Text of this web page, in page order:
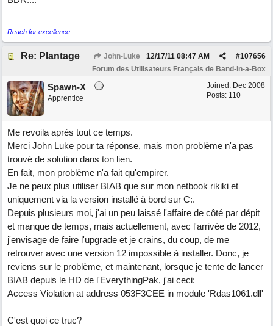
Reach for excellence
Re: Plantage John-Luke #107656
12/17/11 08:47 AM
Forum des Utilisateurs Français de Band-in-a-Box
Joined: Dec 2008
Posts: 110
Spawn-X
Apprentice
Me revoila après tout ce temps.
Merci John Luke pour ta réponse, mais mon problème n'a pas
trouvé de solution dans ton lien.
En fait, mon problème n'a fait qu'empirer.
Je ne peux plus utiliser BIAB que sur mon netbook rikiki et
uniquement via la version installé à bord sur C:.
Depuis plusieurs moi, j'ai un peu laissé l'affaire de côté par dépit
et manque de temps, mais actuellement, avec l'arrivée de 2012,
j'envisage de faire l'upgrade et je crains, du coup, de me
retrouver avec une version 12 impossible à installer. Donc, je
reviens sur le problème, et maintenant, lorsque je tente de lancer
BIAB depuis le HD de l'EverythingPak, j'ai ceci:
Access Violation at address 053F3CEE in module 'Rdas1061.dll'
C'est quoi ce truc?